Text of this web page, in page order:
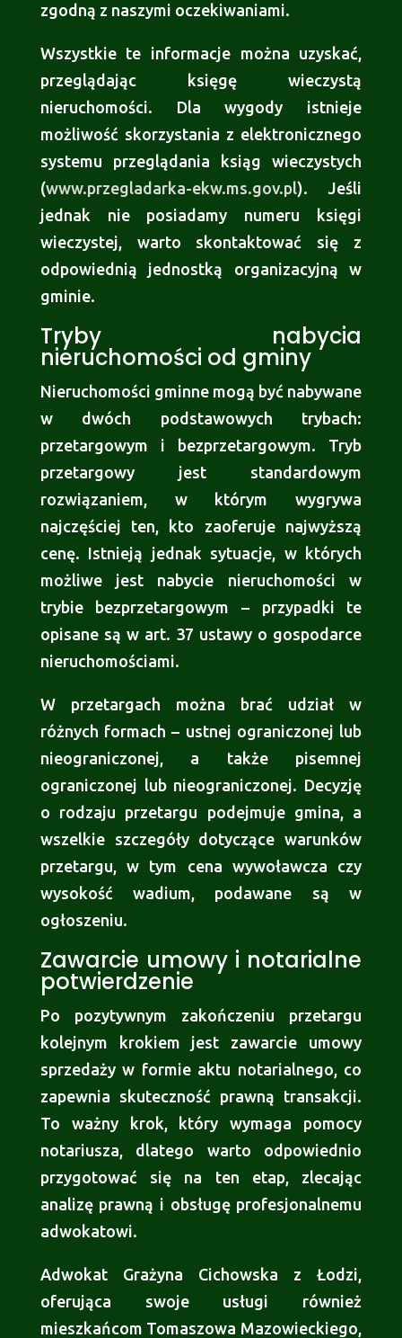
zgodną z naszymi oczekiwaniami.
Wszystkie te informacje można uzyskać,
przeglądając księgę wieczystą
nieruchomości. Dla wygody istnieje
możliwość skorzystania z elektronicznego
systemu przeglądania ksiąg wieczystych
(www.przegladarka-ekw.ms.gov.pl). Jeśli
jednak nie posiadamy numeru księgi
wieczystej, warto skontaktować się z
odpowiednią jednostką organizacyjną w
gminie.
Tryby nabycia
nieruchomości od gminy
Nieruchomości gminne mogą być nabywane
w dwóch podstawowych trybach:
przetargowym i bezprzetargowym. Tryb
przetargowy jest standardowym
rozwiązaniem, w którym wygrywa
najczęściej ten, kto zaoferuje najwyższą
cenę. Istnieją jednak sytuacje, w których
możliwe jest nabycie nieruchomości w
trybie bezprzetargowym – przypadki te
opisane są w art. 37 ustawy o gospodarce
nieruchomościami.
W przetargach można brać udział w
różnych formach – ustnej ograniczonej lub
nieograniczonej, a także pisemnej
ograniczonej lub nieograniczonej. Decyzję
o rodzaju przetargu podejmuje gmina, a
wszelkie szczegóły dotyczące warunków
przetargu, w tym cena wywoławcza czy
wysokość wadium, podawane są w
ogłoszeniu.
Zawarcie umowy i notarialne
potwierdzenie
Po pozytywnym zakończeniu przetargu
kolejnym krokiem jest zawarcie umowy
sprzedaży w formie aktu notarialnego, co
zapewnia skuteczność prawną transakcji.
To ważny krok, który wymaga pomocy
notariusza, dlatego warto odpowiednio
przygotować się na ten etap, zlecając
analizę prawną i obsługę profesjonalnemu
adwokatowi.
Adwokat Grażyna Cichowska z Łodzi,
oferująca swoje usługi również
mieszkańcom Tomaszowa Mazowieckiego,